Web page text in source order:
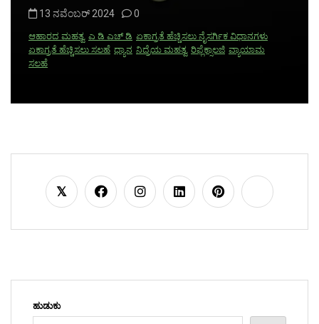
13 ನವೆಂಬರ್ 2024 0
ಆಹಾರದ ಮಹತ್ವ ಎ ಡಿ ಎಚ್ ಡಿ ಏಕಾಗ್ರತೆ ಹೆಚ್ಚಿಸಲು ನೈಸರ್ಗಿಕ ವಿಧಾನಗಳು
ಏಕಾಗ್ರತೆ ಹೆಚ್ಚಿಸಲು ಸಲಹೆ ಧ್ಯಾನ ನಿದ್ರೆಯ ಮಹತ್ವ ರಿಫ್ಲೆಕ್ಸಾಲಜಿ ವ್ಯಾಯಾಮ
ಸಲಹೆ
ಹುಡುಕು